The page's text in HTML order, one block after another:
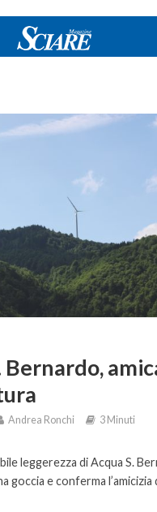
Bernardo,
Andrea Ronchi 3 Minuti
leggerezza di Acqua S.
goccia e conferma l’amicizia